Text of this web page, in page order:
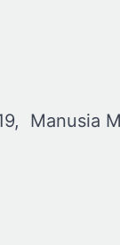
Manusia